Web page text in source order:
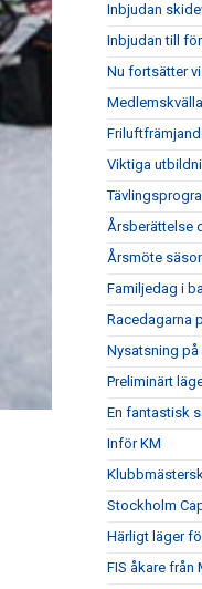
Inbjudan
Inbjudan till
Nu fortsätter
Viktiga
Årsberättelse
Årsmöte
Familjedag i
Racedagarna
Nysatsning på
Preliminärt
En fantastisk
Inför KM
Stockholm
Härligt läger
FIS åkare från